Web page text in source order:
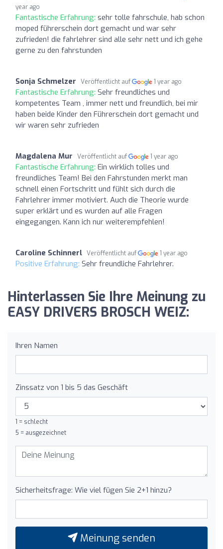
year ago
Fantastische Erfahrung: sehr tolle fahrschule, hab schon
moped führerschein dort gemacht und war sehr
zufrieden! die fahrlehrer sind alle sehr nett und ich gehe
gerne zu den fahrstunden
Sonja Schmelzer Veröffentlicht auf 1 year ago
Fantastische Erfahrung: Sehr freundliches und
kompetentes Team , immer nett und freundlich, bei mir
haben beide Kinder den Führerschein dort gemacht und
wir waren sehr zufrieden
Magdalena Mur Veröffentlicht auf 1 year ago
Fantastische Erfahrung: Ein wirklich tolles und
freundliches Team! Bei den Fahrstunden merkt man
schnell einen Fortschritt und fühlt sich durch die
Fahrlehrer immer motiviert. Auch die Theorie wurde
super erklärt und es wurden auf alle Fragen
eingegangen. Kann ich nur weiterempfehlen!
Caroline Schinnerl Veröffentlicht auf 1 year ago
Positive Erfahrung: Sehr freundliche Fahrlehrer.
Hinterlassen Sie Ihre Meinung zu
EASY DRIVERS BROSCH WEIZ:
Ihren Namen
Zinssatz von 1 bis 5 das Geschäft
1 = schlecht
5 = ausgezeichnet
Sicherheitsfrage: Wie viel fügen Sie 2+1 hinzu?
Meinung senden